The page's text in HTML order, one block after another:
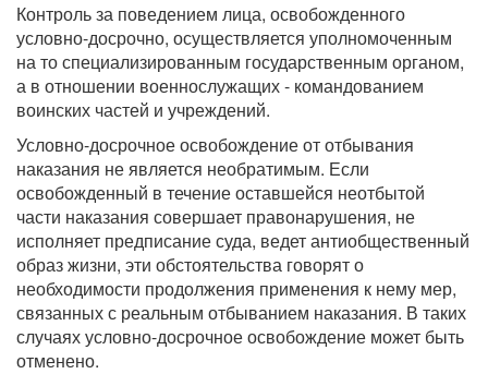
Контроль за поведением лица, освобожденного
условно-досрочно, осуществляется уполномоченным
на то специализированным государственным органом,
а в отношении военнослужащих - командованием
воинских частей и учреждений.
Условно-досрочное освобождение от отбывания
наказания не является необратимым. Если
освобожденный в течение оставшейся неотбытой
части наказания совершает правонарушения, не
исполняет предписание суда, ведет антиобщественный
образ жизни, эти обстоятельства говорят о
необходимости продолжения применения к нему мер,
связанных с реальным отбыванием наказания. В таких
случаях условно-досрочное освобождение может быть
отменено.